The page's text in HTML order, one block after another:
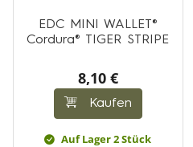
EDC MINI WALLET®
Cordura® TIGER STRIPE
8,10 €
Kaufen
Auf Lager 2 Stück